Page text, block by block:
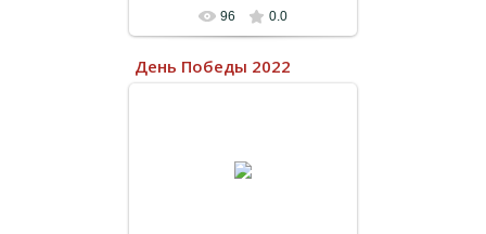
96 0.0
День Победы 2022